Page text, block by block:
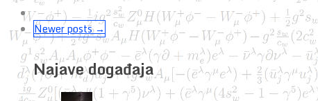
Newer posts →
Najave događaja